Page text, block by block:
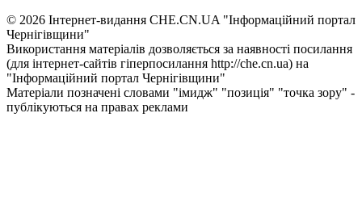
© 2026 Інтернет-видання CHE.CN.UA "Інформаційний портал
Чернiгiвщини"
Використання матеріалів дозволяється за наявності посилання
(для інтернет-сайтів гіперпосилання http://che.cn.ua) на
"Інформаційний портал Чернiгiвщини"
Матеріали позначені словами "імидж" "позиція" "точка зору" -
публікуються на правах реклами